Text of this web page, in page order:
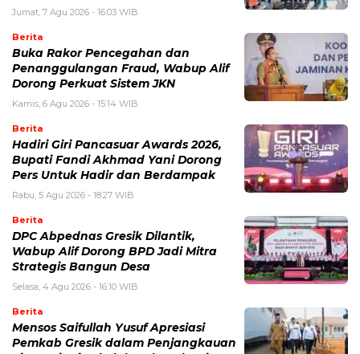
Jumat, 7 Agu 2026 - 16:03 WIB
Berita
Buka Rakor Pencegahan dan
Penanggulangan Fraud, Wabup Alif
Dorong Perkuat Sistem JKN
Kamis, 6 Agu 2026 - 15:14 WIB
Berita
Hadiri Giri Pancasuar Awards 2026,
Bupati Fandi Akhmad Yani Dorong
Pers Untuk Hadir dan Berdampak
Rabu, 5 Agu 2026 - 18:27 WIB
Berita
DPC Abpednas Gresik Dilantik,
Wabup Alif Dorong BPD Jadi Mitra
Strategis Bangun Desa
Selasa, 4 Agu 2026 - 16:10 WIB
Berita
Mensos Saifullah Yusuf Apresiasi
Pemkab Gresik dalam Penjangkauan